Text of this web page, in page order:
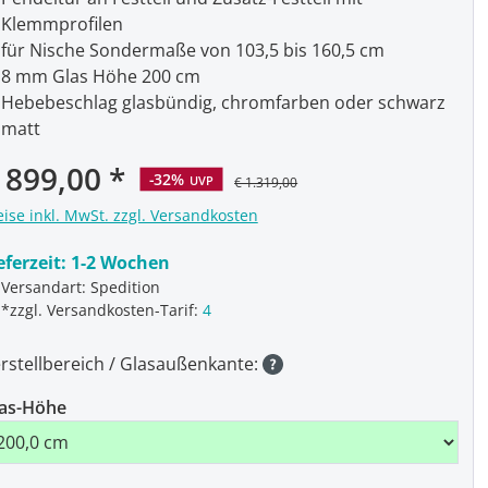
-32% UVP € 1.319,00
inkl. MwSt. zzgl. Versandkosten
1-2 Wochen
Versandart: Spedition
*zzgl. Versandkosten-Tarif:4
Klemmprofilen
für Nische Sondermaße von 103,5 bis 160,5 cm
8 mm Glas Höhe 200 cm
Hebebeschlag glasbündig, chromfarben oder schwarz
matt
/ Glasaußenkante:
Höhe